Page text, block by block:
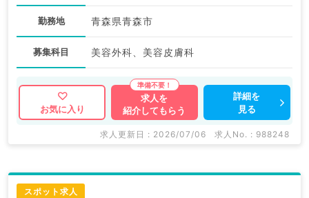
勤務地 青森県青森市
募集科目 美容外科、美容皮膚科
お気に入り
求人を
紹介してもらう
詳細を
見る
求人更新日 : 2026/07/06 求人No. : 988248
スポット求人